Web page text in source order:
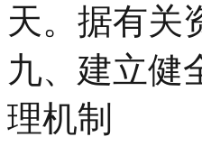
天。据有关
九、建立健
理机制